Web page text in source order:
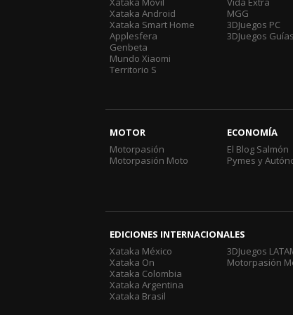
Xataka Android
Xataka Smart Home
Applesfera
Genbeta
Mundo Xiaomi
Territorio S
MGG
3DJuegos PC
3DJuegos Guías
MOTOR
Motorpasión
Motorpasión Moto
ECONOMÍA
El Blog Salmón
Pymes y
EDICIONES INTERNACIONALES
Xataka México
Xataka On
Xataka Colombia
Xataka Argentina
Xataka Brasil
3DJuegos
Motorpasión